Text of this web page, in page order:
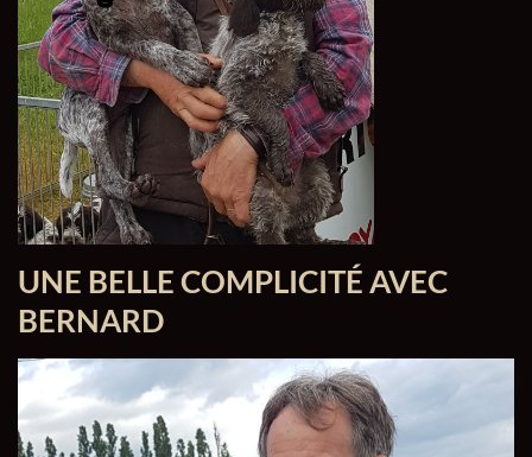
UNE BELLE COMPLICITÉ AVEC
BERNARD